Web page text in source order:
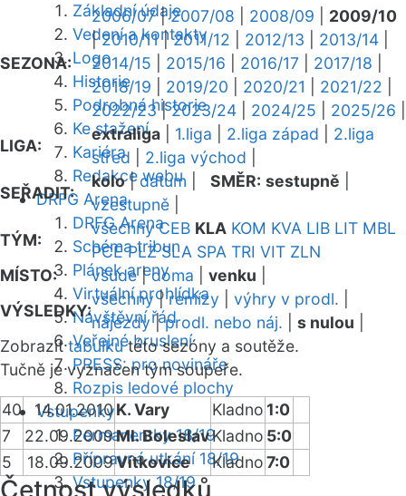
Základní údaje
Vedení a kontakty
Logo
Historie
Podrobná historie
Ke stažení
Kariéra
Redakce webu
DRFG Arena
DRFG Arena
Schéma tribun
Plánek areny
Virtuální prohlídka
Návštěvní řád
Veřejné bruslení
PRESS: pro novináře
Rozpis ledové plochy
Vstupenky
Permanentky 18/19
Přípravná utkání 18/19
Vstupenky 18/19
SEZONA:
2006/07|2007/08 2008/09
2009/10
|2010/11|2011/12 2012/13 2013/14
2014/15
2015/16 2016/17 2017/18
2018/19
2019/20 2020/21 2021/22
2022/23|2023/24 2024/25 2025/26
LIGA:
extraliga 1.liga 2.liga západ
2.liga
střed
2.liga východ
SEŘADIT:
kolo|datum SMĚR: sestupně
vzestupně
TÝM:
všechny CEB KLA KOM KVA LIB LIT MBL
PCE PLZ SLA SPA TRI VIT ZLN
MÍSTO:
všude|doma venku
VÝSLEDKY:
všechny|remízy výhry v prodl.
nájezdy|prodl. nebo náj. s nulou
Zobrazittabulkutéto sezóny a soutěže.
Tučně je vyznačen tým soupeře.
40 14.01.2010K. Vary Kladno 1:0
7
22.09.2009Ml. BoleslavKladno 5:0
5
18.09.2009Vítkovice Kladno7:0
Četnost výsledků